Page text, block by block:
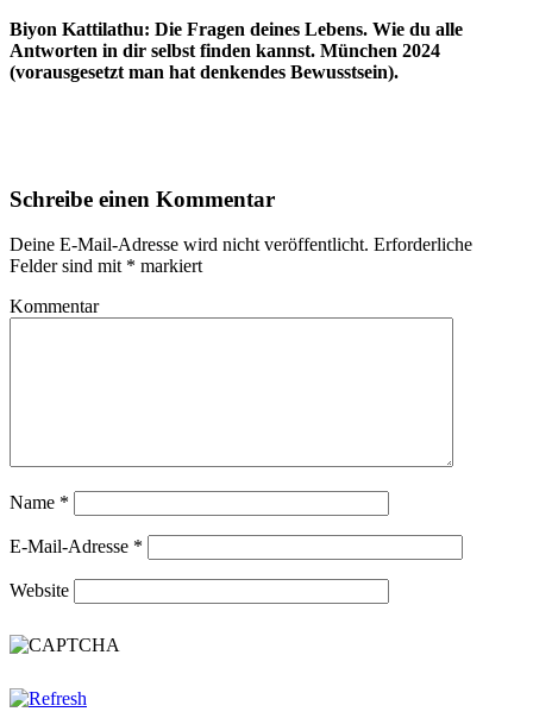
Biyon Kattilathu: Die Fragen deines Lebens. Wie du alle
Antworten in dir selbst finden kannst. München 2024
(vorausgesetzt man hat denkendes Bewusstsein).
Schreibe einen Kommentar
Deine E-Mail-Adresse wird nicht veröffentlicht. Erforderliche
Felder sind mit * markiert
Kommentar
Name *
E-Mail-Adresse *
Website